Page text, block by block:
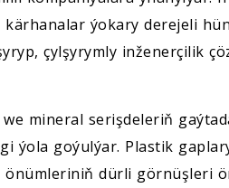
ýokary derejeli
çylşyrymly inženerçilik
mineral serişdeleriň
ýola goýulýar. Plastik
önümleriniň dürli görnüşleri